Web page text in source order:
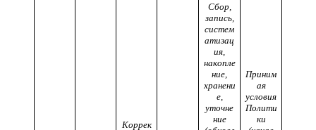
Коррек
Сбор,
запись,
систем
атизац
ия,
накопле
ние,
хранени
е,
уточне
ние
Приним
ая
условия
Полити
ки